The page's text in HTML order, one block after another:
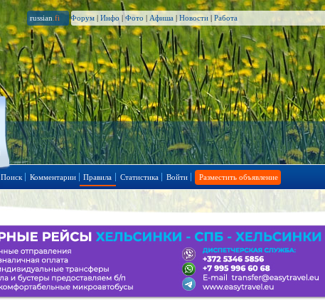
russian .fi Форум | Инфо | Фото | Афиша | Новости | Работа
Поиск Комментарии Правила Статистика Войти Разместить объявление